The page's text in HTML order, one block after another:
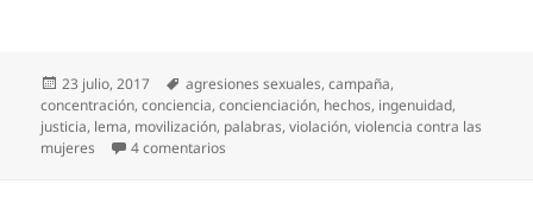
Publicado
el
23 julio, 2017 Etiquetas
agresiones sexuales,campaña,
concentración,conciencia,concienciación, hechos, ingenuidad,
justicia, lema, movilización, palabras,violación,violencia contra las
mujeres
4 comentarios